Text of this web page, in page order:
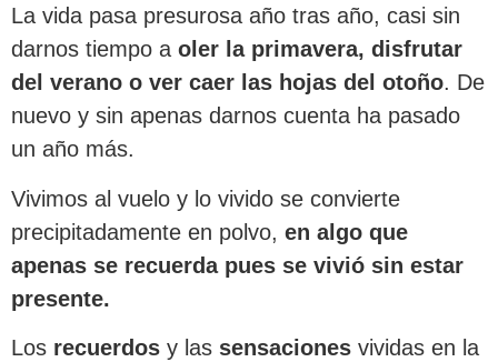
La vida pasa presurosa año tras año, casi sin
darnos tiempo a oler la primavera, disfrutar
del verano o ver caer las hojas del otoño. De
nuevo y sin apenas darnos cuenta ha pasado
un año más.
Vivimos al vuelo y lo vivido se convierte
precipitadamente en polvo, en algo que
apenas se recuerda pues se vivió sin estar
presente.
Los recuerdos y las sensaciones vividas en la